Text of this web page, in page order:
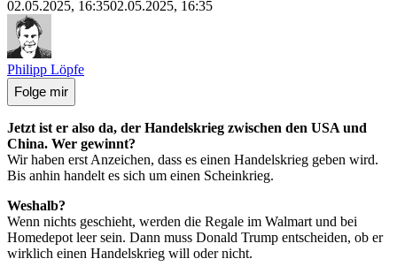
02.05.2025, 16:3502.05.2025, 16:35
Philipp Löpfe
Folge mir
Jetzt ist er also da, der Handelskrieg zwischen den USA und
China. Wer gewinnt?
Wir haben erst Anzeichen, dass es einen Handelskrieg geben wird.
Bis anhin handelt es sich um einen Scheinkrieg.
Weshalb?
Wenn nichts geschieht, werden die Regale im Walmart und bei
Homedepot leer sein. Dann muss Donald Trump entscheiden, ob er
wirklich einen Handelskrieg will oder nicht.